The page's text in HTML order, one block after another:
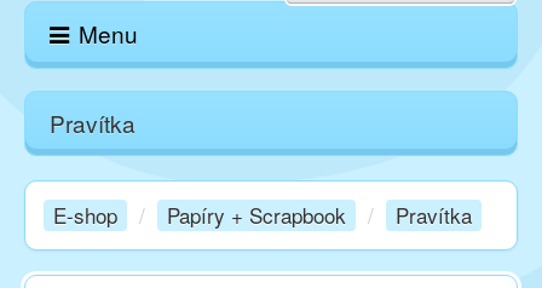
Menu
Domů
E-shop
Kurzy
Pravítka
E-shop / Papíry + Scrapbook / Pravítka